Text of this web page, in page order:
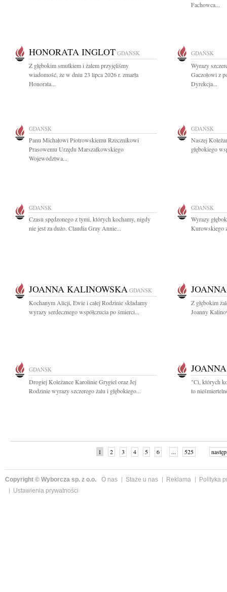
Fachowca...
HONORATA INGLOT GDAŃSK
Z głębokim smutkiem i żalem przyjęliśmy
wiadomość, że w dniu 23 lipca 2026 r. zmarła
Honorata...
GDAŃSK
Wyrazy
Gaczołowi z
Dyrekcja...
GDAŃSK
Panu Michałowi Piotrowskiemu Rzecznikowi
Prasowemu Urzędu Marszałkowskiego
Województwa...
GDAŃSK
Naszej
głębokiego
GDAŃSK
Czasu spędzonego z tymi, których kochamy, nigdy
nie jest za dużo. Claudia Gray Annie...
GDAŃSK
Wyrazy
Kurowskiego
JOANNA KALINOWSKA GDAŃSK
Kochanym Alicji, Ewie i całej Rodzinie składamy
wyrazy serdecznego współczucia po śmierci...
Z głębokim
Joanny
GDAŃSK
Drogiej Koleżance Karolinie Grygiel oraz Jej
Rodzinie wyrazy szczerego żalu i głębokiego...
"Ci, których
to
1 2 3 4 5 6 ... 525
Copyright © Wyborcza sp. z o.o. O nas Staże u nas Reklama
Polityka
Ustawienia prywatności